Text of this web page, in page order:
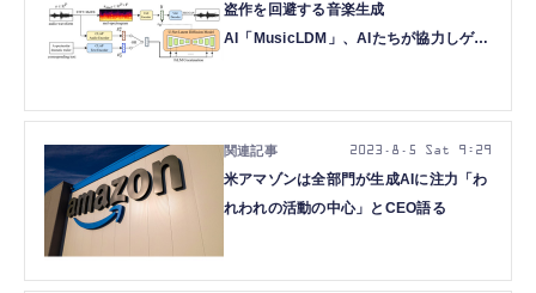
盗作を回避する音楽生成
AI「MusicLDM」、AIたちが協力しゲー
米アマゾンは全部門が生成AIに注力「わ
れわれの活動の中心」とCEO語る
2023.8.5 Sat 9:29